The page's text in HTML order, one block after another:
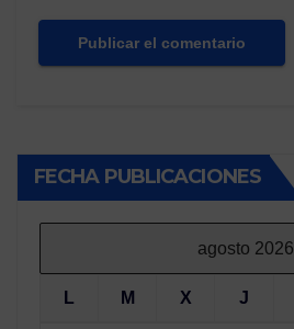
FECHA PUBLICACIONES
agosto 2026
L M X J